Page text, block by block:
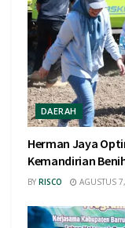
DAERAH
Herman Jaya
Kemandirian
BY RISCO AGUSTUS